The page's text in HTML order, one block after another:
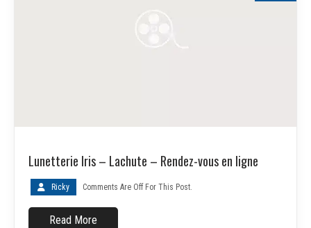
Lunetterie Iris – Lachute – Rendez-vous en ligne
Ricky Comments Are Off For This Post.
Read More